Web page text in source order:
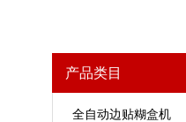
产品类目
全自动边贴糊盒机